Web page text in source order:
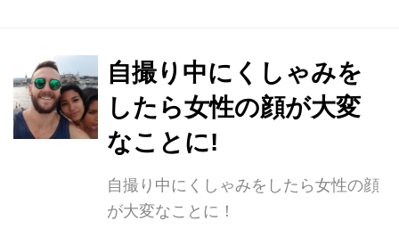
自撮り中にくしゃみを
したら女性の顔が大変
なことに!
自撮り中にくしゃみをしたら女性の顔
が大変なことに！